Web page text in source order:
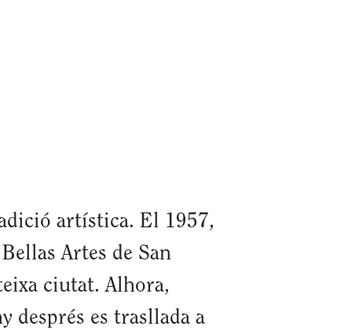
artística. El 1957,
Artes de San
ciutat. Alhora,
després es trasllada a